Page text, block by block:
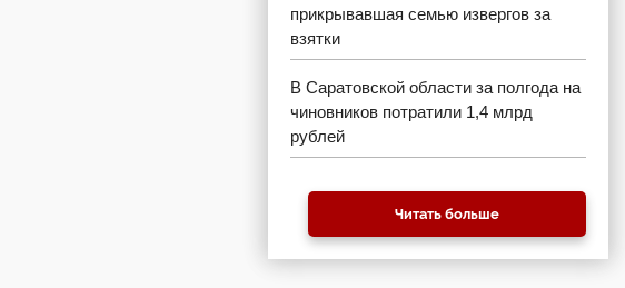
прикрывавшая семью извергов за
взятки
В Саратовской области за полгода на
чиновников потратили 1,4 млрд
рублей
Читать больше